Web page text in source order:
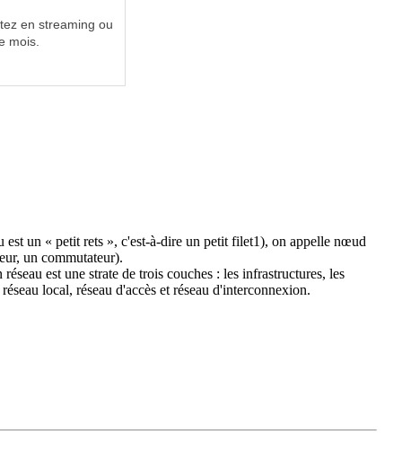
en streaming ou
mois.
est un « petit rets », c'est-à-dire un petit filet1), on appelle nœud
un commutateur).
est une strate de trois couches : les infrastructures, les
local, réseau d'accès et réseau d'interconnexion.